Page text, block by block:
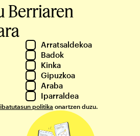
Berriaren
Arratsaldekoa
Badok
Kinka
Gipuzkoa
Araba
Iparraldea
politika onartzen duzu.